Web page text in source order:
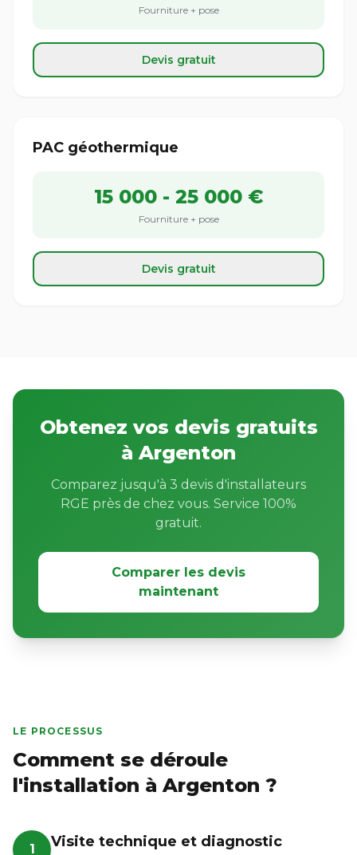
Fourniture + pose
Devis gratuit
PAC géothermique
15 000 - 25 000 €
Fourniture + pose
Devis gratuit
Obtenez vos devis gratuits
à Argenton
Comparez jusqu'à 3 devis d'installateurs
RGE près de chez vous. Service 100%
gratuit.
Comparer les devis
maintenant
LE PROCESSUS
Comment se déroule
l'installation à Argenton ?
1 Visite technique et diagnostic